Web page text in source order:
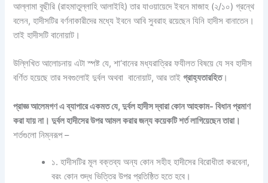
আল্লামা বূছীরি (রাহমাতুল্লাহি আলাইহি) তার যাওয়ায়েদে ইবনে মাজাহ (২/১০) গ্রন্থে
বলেন, হাদীসটির বর্ণনাকারীদের মধ্যে ইবনে আবি সুবরাহ রয়েছেন যিনি হাদীস বানাতেন।
তাই হাদীসটি বানোয়াট।
উল্লিখিত আলোচনায় এটা স্পষ্ট যে, শা‘বানের মধ্যরাত্রির ফযীলত বিষয়ে যে সব হাদীস
বর্ণিত হয়েছে তার সবগুলোই দুর্বল অথবা বানোয়াট, আর তাইগ্রাহ্যতারহিত।
প্রাজ্ঞ আলেমগণ এ ব্যাপারে একমত যে, দুর্বল হাদীস দ্বারা কোন আহকাম- বিধান প্রমাণ
করা যায় না। দুর্বল হাদীসের উপর আমল করার জন্য কয়েকটি শর্ত লাগিয়েছেন তারা।
শর্তগুলো নিম্নরূপ –
১. হাদীসটির মূল বক্তব্য অন্য কোন সহীহ হাদীসের বিরোধীতা করবেনা,
বরং কোন শুদ্ধ ভিত্তির উপর প্রতিষ্ঠিত হতে হবে।